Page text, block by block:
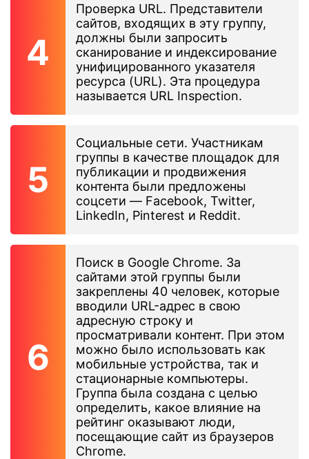
Проверка URL. Представители
сайтов, входящих в эту группу,
должны были запросить
сканирование и индексирование
унифицированного указателя
ресурса (URL). Эта процедура
называется URL Inspection.
Социальные сети. Участникам
группы в качестве площадок для
публикации и продвижения
контента были предложены
соцсети — Facebook, Twitter,
LinkedIn, Pinterest и Reddit.
Поиск в Google Chrome. За
сайтами этой группы были
закреплены 40 человек, которые
вводили URL-адрес в свою
адресную строку и
просматривали контент. При этом
можно было использовать как
мобильные устройства, так и
стационарные компьютеры.
Группа была создана с целью
определить, какое влияние на
рейтинг оказывают люди,
посещающие сайт из браузеров
Chrome.